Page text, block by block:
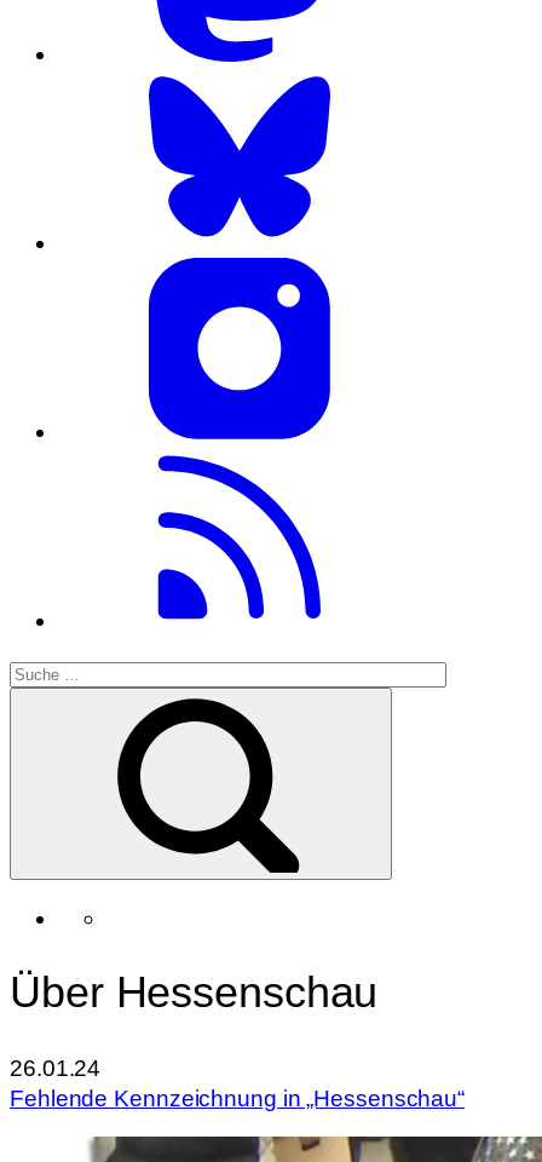
Über Hessenschau
26.01.24
Fehlende Kennzeichnung in „Hessenschau“